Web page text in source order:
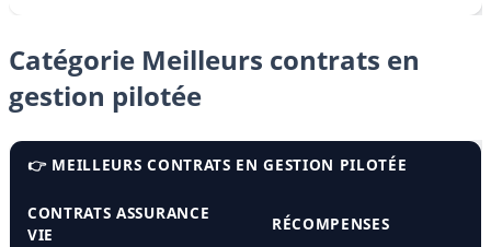
Catégorie Meilleurs contrats en
gestion pilotée
👉 MEILLEURS CONTRATS EN GESTION PILOTÉE
CONTRATS ASSURANCE
VIE
RÉCOMPENSES